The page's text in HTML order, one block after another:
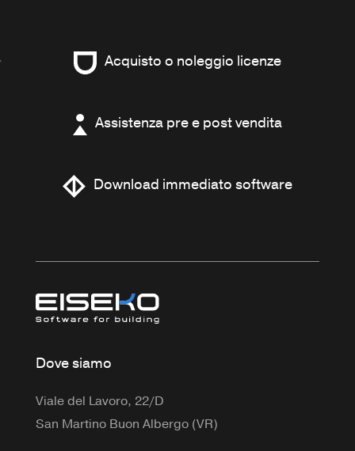
Acquisto o noleggio licenze
Assistenza pre e post vendita
Download immediato software
Dove siamo
Viale del Lavoro, 22/D
San Martino Buon Albergo (VR)